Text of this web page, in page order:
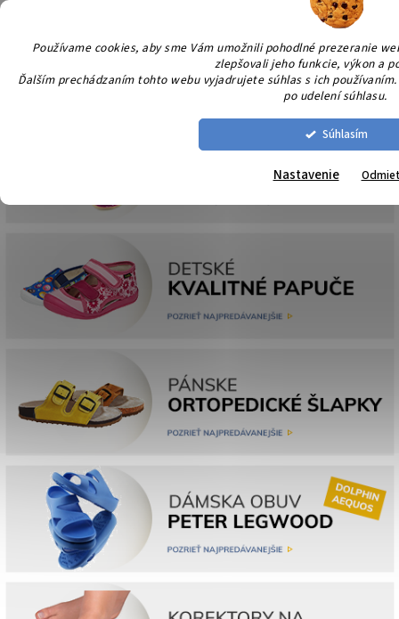
Používame cookies, aby sme Vám umožnili pohodlné prezeranie
zlepšovali jeho funkcie, výkon a
Ďalším prechádzaním tohto webu vyjadrujete súhlas s ich
po udelení súhlasu.
Súhlasím
Nastavenie
Prejsť